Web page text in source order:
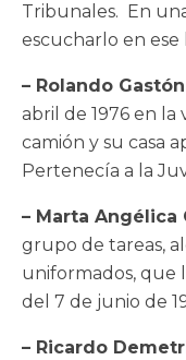
Tribunales. En
escucharlo en ese
– Rolando
abril de 1976 en
camión y su casa
Pertenecía a la
– Marta Angélica
grupo de tareas,
uniformados, que
del 7 de junio de
– Ricardo